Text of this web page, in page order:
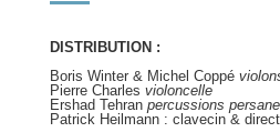
DISTRIBUTION :
Boris Winter & Michel Coppé
Pierre Charles violoncelle
Ershad Tehran percussions
Patrick Heilmann : clavecin &